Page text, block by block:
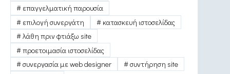
#επαγγελματική παρουσία
#επιλογή συνεργάτη #κατασκευή ιστοσελίδας
#λάθη πριν φτιάξω site
#προετοιμασία ιστοσελίδας
#συνεργασία με web designer #συντήρηση site